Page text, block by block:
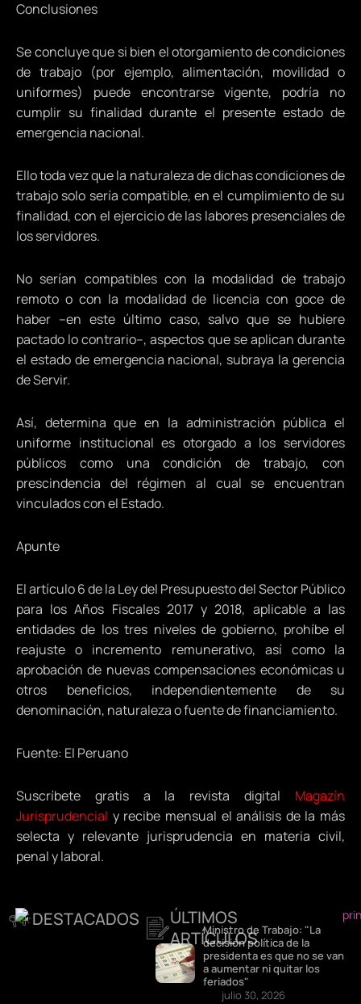
Conclusiones
Se concluye que si bien el otorgamiento de condiciones
de trabajo (por ejemplo, alimentación, movilidad o
uniformes) puede encontrarse vigente, podría no
cumplir su finalidad durante el presente estado de
emergencia nacional.
Ello toda vez que la naturaleza de dichas condiciones de
trabajo solo sería compatible, en el cumplimiento de su
finalidad, con el ejercicio de las labores presenciales de
los servidores.
No serían compatibles con la modalidad de trabajo
remoto o con la modalidad de licencia con goce de
haber –en este último caso, salvo que se hubiere
pactado lo contrario–, aspectos que se aplican durante
el estado de emergencia nacional, subraya la gerencia
de Servir.
Así, determina que en la administración pública el
uniforme institucional es otorgado a los servidores
públicos como una condición de trabajo, con
prescindencia del régimen al cual se encuentran
vinculados con el Estado.
Apunte
El artículo 6 de la Ley del Presupuesto del Sector Público
para los Años Fiscales 2017 y 2018, aplicable a las
entidades de los tres niveles de gobierno, prohíbe el
reajuste o incremento remunerativo, así como la
aprobación de nuevas compensaciones económicas u
otros beneficios, independientemente de su
denominación, naturaleza o fuente de financiamiento.
Fuente: El Peruano
Suscríbete gratis a la revista digital Magazín
Jurisprudencial y recibe mensual el análisis de la más
selecta y relevante jurisprudencia en materia civil,
penal y laboral.
DESTACADOS
ÚLTIMOS
ARTÍCULOS
Ministro de Trabajo: "La
decisión política de la
presidenta es que no se van
a aumentar ni quitar los
feriados"
julio 30, 2026